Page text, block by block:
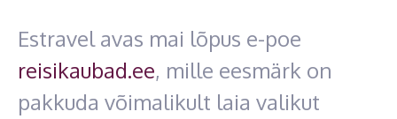
Estravel avas mai lõpus e-poe
reisikaubad.ee, mille eesmärk on
pakkuda võimalikult laia valikut